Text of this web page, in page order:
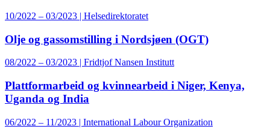
10/2022 – 03/2023 | Helsedirektoratet
Olje og gassomstilling i Nordsjøen (OGT)
08/2022 – 03/2023 | Fridtjof Nansen Institutt
Plattformarbeid og kvinnearbeid i Niger, Kenya,
Uganda og India
06/2022 – 11/2023 | International Labour Organization